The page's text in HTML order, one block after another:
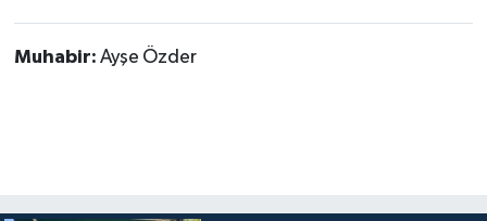
Muhabir: Ayşe Özder